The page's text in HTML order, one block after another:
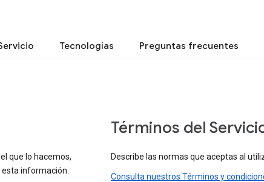
Tecnologías Preguntas frecuentes
que lo hacemos,
información.
Términos del
Describe las normas que aceptas al
Consulta nuestros Términos y